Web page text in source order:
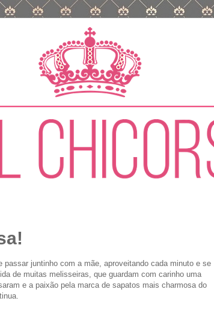
passar juntinho com a mãe, aproveitando cada minuto e se
de muitas melisseiras, que guardam com carinho uma
e a paixão pela marca de sapatos mais charmosa do